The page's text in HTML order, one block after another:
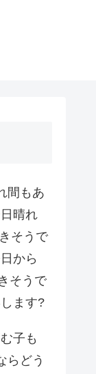
間もあ
晴れ
そうで
から
そうで
ます?
子も
らどう